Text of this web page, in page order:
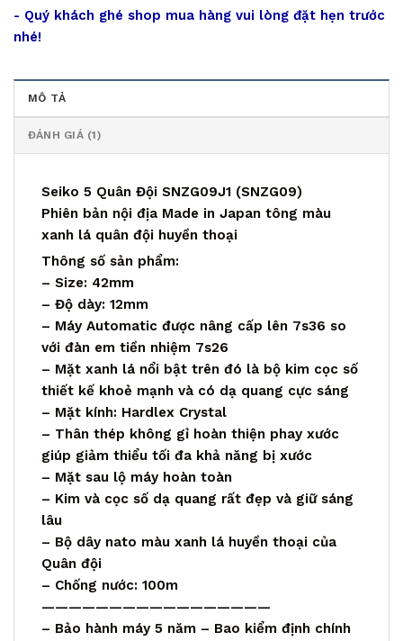
- Quý khách ghé shop mua hàng vui lòng đặt hẹn trước
nhé!
MÔ TẢ
ĐÁNH GIÁ (1)
Seiko 5 Quân Đội SNZG09J1 (SNZG09)
Phiên bản nội địa Made in Japan tông màu
xanh lá quân đội huyền thoại
Thông số sản phẩm:
– Size: 42mm
– Độ dày: 12mm
– Máy Automatic được nâng cấp lên 7s36 so
với đàn em tiền nhiệm 7s26
– Mặt xanh lá nổi bật trên đó là bộ kim cọc số
thiết kế khoẻ mạnh và có dạ quang cực sáng
– Mặt kính: Hardlex Crystal
– Thân thép không gỉ hoàn thiện phay xước
giúp giảm thiểu tối đa khả năng bị xước
– Mặt sau lộ máy hoàn toàn
– Kim và cọc số dạ quang rất đẹp và giữ sáng
lâu
– Bộ dây nato màu xanh lá huyền thoại của
Quân đội
– Chống nước: 100m
—————————————————
– Bảo hành máy 5 năm – Bao kiểm định chính